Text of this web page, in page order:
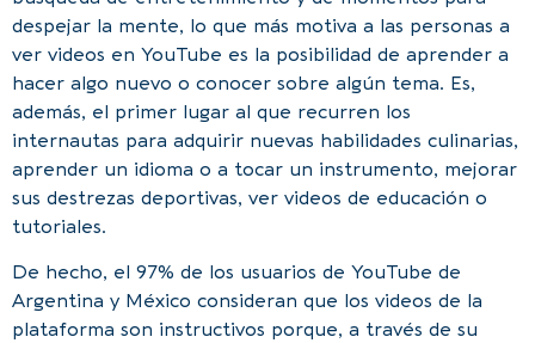
despejar la mente, lo que más motiva a las personas a
ver videos en YouTube es la posibilidad de aprender a
hacer algo nuevo o conocer sobre algún tema. Es,
además, el primer lugar al que recurren los
internautas para adquirir nuevas habilidades culinarias,
aprender un idioma o a tocar un instrumento, mejorar
sus destrezas deportivas, ver videos de educación o
tutoriales.
De hecho, el 97% de los usuarios de YouTube de
Argentina y México consideran que los videos de la
plataforma son instructivos porque, a través de su